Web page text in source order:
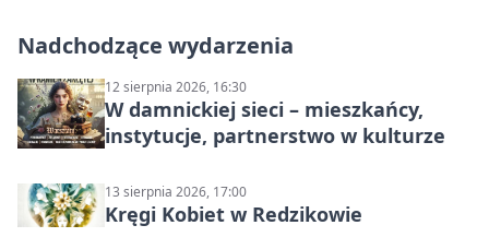
Nadchodzące wydarzenia
12 sierpnia 2026, 16:30
W damnickiej sieci – mieszkańcy,
instytucje, partnerstwo w kulturze
13 sierpnia 2026, 17:00
Kręgi Kobiet w Redzikowie